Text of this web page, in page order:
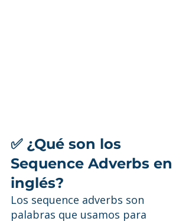
✅ ¿Qué son los
Sequence Adverbs en
inglés?
Los sequence adverbs son
palabras que usamos para